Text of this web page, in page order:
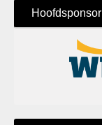
Hoofdsponsor